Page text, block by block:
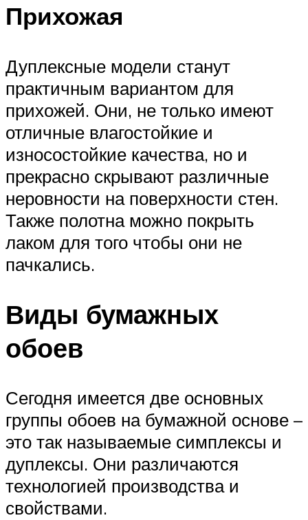
Прихожая
Дуплексные модели станут
практичным вариантом для
прихожей. Они, не только имеют
отличные влагостойкие и
износостойкие качества, но и
прекрасно скрывают различные
неровности на поверхности стен.
Также полотна можно покрыть
лаком для того чтобы они не
пачкались.
Виды бумажных
обоев
Сегодня имеется две основных
группы обоев на бумажной основе –
это так называемые симплексы и
дуплексы. Они различаются
технологией производства и
свойствами.